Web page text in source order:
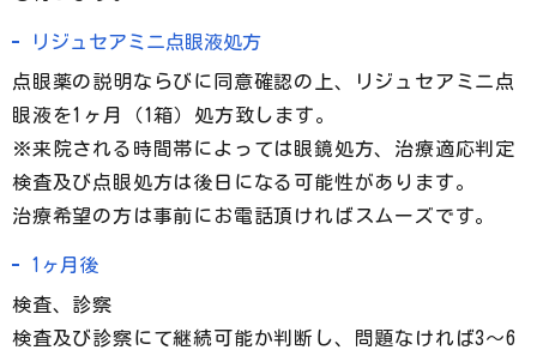
リジュセアミニ点眼液処方
点眼薬の説明ならびに同意確認の上、リジュセアミニ点
眼液を1ヶ月（1箱）処方致します。
※来院される時間帯によっては眼鏡処方、治療適応判定
検査及び点眼処方は後日になる可能性があります。
治療希望の方は事前にお電話頂ければスムーズです。
1ヶ月後
検査、診察
検査及び診察にて継続可能か判断し、問題なければ3～6